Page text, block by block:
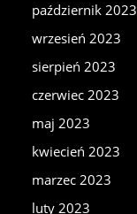
październik 2023
wrzesień 2023
sierpień 2023
czerwiec 2023
maj 2023
kwiecień 2023
marzec 2023
luty 2023